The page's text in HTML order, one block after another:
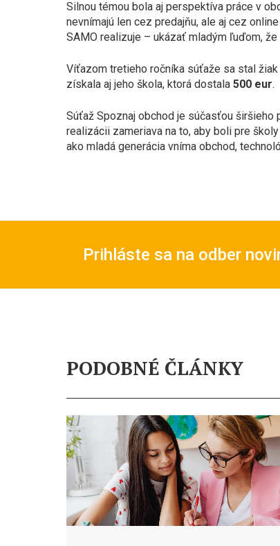
Silnou témou bola aj perspektíva práce v
nevnímajú len cez predajňu, ale aj cez
SAMO realizuje – ukázať mladým ľuďom,
Víťazom tretieho ročníka súťaže sa stal
získala aj jeho škola, ktorá dostala 500 eur.
Súťaž Spoznaj obchod je súčasťou širšieho
realizácii zameriava na to, aby boli pre
ako mladá generácia vníma obchod,
Prihláste sa na odber
PODOBNÉ ČLÁNKY